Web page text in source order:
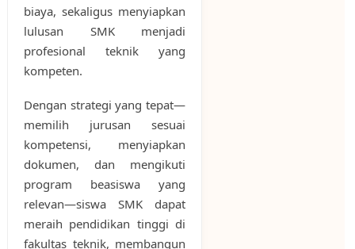
biaya, sekaligus menyiapkan
lulusan SMK menjadi
profesional teknik yang
kompeten.
Dengan strategi yang tepat—
memilih jurusan sesuai
kompetensi, menyiapkan
dokumen, dan mengikuti
program beasiswa yang
relevan—siswa SMK dapat
meraih pendidikan tinggi di
fakultas teknik, membangun